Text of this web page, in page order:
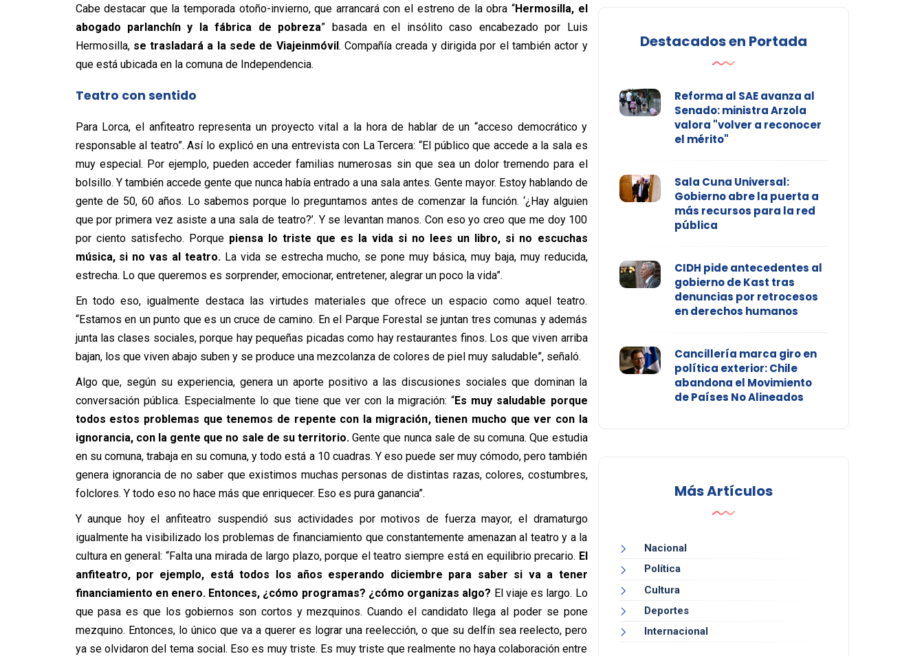
Cabe destacar que la temporada otoño-invierno, que arrancará con el estreno de la obra “Hermosilla, el
abogado parlanchín y la fábrica de pobreza” basada en el insólito caso encabezado por Luis
Hermosilla, se trasladará a la sede de Viajeinmóvil. Compañía creada y dirigida por el también actor y
que está ubicada en la comuna de Independencia.
Teatro con sentido
Para Lorca, el anfiteatro representa un proyecto vital a la hora de hablar de un “acceso democrático y
responsable al teatro”. Así lo explicó en una entrevista con La Tercera: “El público que accede a la sala es
muy especial. Por ejemplo, pueden acceder familias numerosas sin que sea un dolor tremendo para el
bolsillo. Y también accede gente que nunca había entrado a una sala antes. Gente mayor. Estoy hablando de
gente de 50, 60 años. Lo sabemos porque lo preguntamos antes de comenzar la función. ‘¿Hay alguien
que por primera vez asiste a una sala de teatro?’. Y se levantan manos. Con eso yo creo que me doy 100
por ciento satisfecho. Porque piensa lo triste que es la vida si no lees un libro, si no escuchas
música, si no vas al teatro.La vida se estrecha mucho, se pone muy básica, muy baja, muy reducida,
estrecha. Lo que queremos es sorprender, emocionar, entretener, alegrar un poco la vida”.
En todo eso, igualmente destaca las virtudes materiales que ofrece un espacio como aquel teatro.
“Estamos en un punto que es un cruce de camino. En el Parque Forestal se juntan tres comunas y además
junta las clases sociales, porque hay pequeñas picadas como hay restaurantes finos. Los que viven arriba
bajan, los que viven abajo suben y se produce una mezcolanza de colores de piel muy saludable”, señaló.
Algo que, según su experiencia, genera un aporte positivo a las discusiones sociales que dominan la
conversación pública. Especialmente lo que tiene que ver con la migración: “Es muy saludable porque
todos estos problemas que tenemos de repente con la migración, tienen mucho que ver con la
ignorancia, con la gente que no sale de su territorio.Gente que nunca sale de su comuna. Que estudia
en su comuna, trabaja en su comuna, y todo está a 10 cuadras. Y eso puede ser muy cómodo, pero también
genera ignorancia de no saber que existimos muchas personas de distintas razas, colores, costumbres,
folclores. Y todo eso no hace más que enriquecer. Eso es pura ganancia”.
Y aunque hoy el anfiteatro suspendió sus actividades por motivos de fuerza mayor, el dramaturgo
igualmente ha visibilizado los problemas de financiamiento que constantemente amenazan al teatro y a la
cultura en general: “Falta una mirada de largo plazo, porque el teatro siempre está en equilibrio precario. El
anfiteatro, por ejemplo, está todos los años esperando diciembre para saber si va a tener
financiamiento en enero. Entonces, ¿cómo programas? ¿cómo organizas algo? El viaje es largo. Lo
que pasa es que los gobiernos son cortos y mezquinos. Cuando el candidato llega al poder se pone
mezquino. Entonces, lo único que va a querer es lograr una reelección, o que su delfín sea reelecto, pero
ya se olvidaron del tema social. Eso es muy triste. Es muy triste que realmente no haya colaboración entre
Destacados en Portada
Reforma al SAE avanza al
Senado: ministra Arzola
valora "volver a reconocer
el mérito"
Sala Cuna Universal:
Gobierno abre la puerta a
más recursos para la red
pública
CIDH pide antecedentes al
gobierno de Kast tras
denuncias por retrocesos
en derechos humanos
Cancillería marca giro en
política exterior: Chile
abandona el Movimiento
de Países No Alineados
Más Artículos
Nacional
Política
Cultura
Deportes
Internacional